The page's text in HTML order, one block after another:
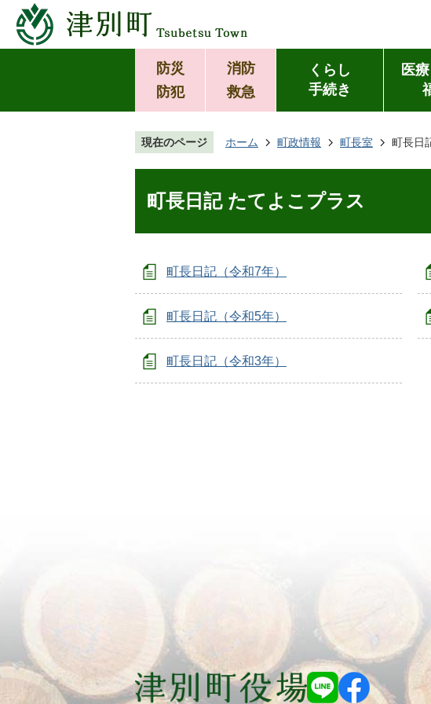
防災
防犯
消防
救急
くらし
手続き
医
現在のページ ホーム 町政情報 町長室 町長日
町長日記 たてよこプラス
町長日記（令和7年）
町長日記（令和5年）
町長日記（令和3年）